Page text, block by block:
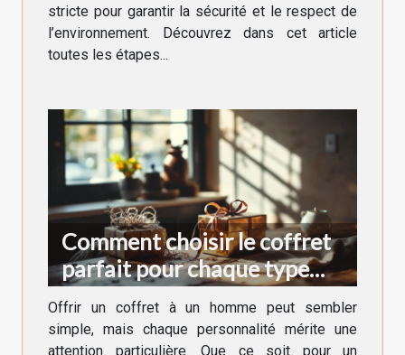
stricte pour garantir la sécurité et le respect de
l’environnement. Découvrez dans cet article
toutes les étapes...
Comment choisir le coffret
parfait pour chaque type
d'homme ?
Offrir un coffret à un homme peut sembler
simple, mais chaque personnalité mérite une
attention particulière. Que ce soit pour un